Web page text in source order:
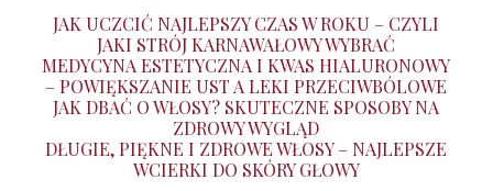
JAK UCZCIĆ NAJLEPSZY CZAS W ROKU – CZYLI
JAKI STRÓJ KARNAWAŁOWY WYBRAĆ
MEDYCYNA ESTETYCZNA I KWAS HIALURONOWY
– POWIĘKSZANIE UST A LEKI PRZECIWBÓLOWE
JAK DBAĆ O WŁOSY? SKUTECZNE SPOSOBY NA
ZDROWY WYGLĄD
DŁUGIE, PIĘKNE I ZDROWE WŁOSY – NAJLEPSZE
WCIERKI DO SKÓRY GŁOWY